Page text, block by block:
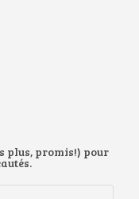
plus, promis!) pour